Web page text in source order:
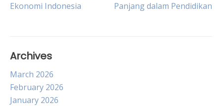
navigation
Ekonomi Indonesia
Panjang dalam Pendidikan
Archives
March 2026
February 2026
January 2026